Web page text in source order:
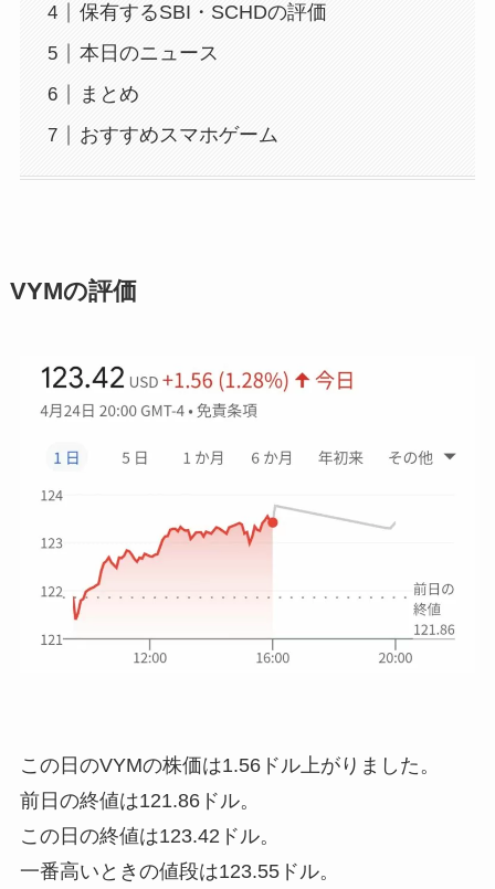
保有するSBI・SCHDの評価
本日のニュース
まとめ
おすすめスマホゲーム
VYMの評価
この日のVYMの株価は1.56ドル上がりました 。
前日の終値は121.86ドル。
この日の終値は123.42ドル。
一番高いときの値段は123.55ドル。